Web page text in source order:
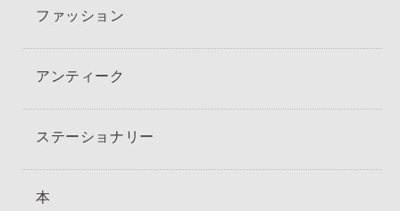
ファッション
アンティーク
ステーショナリー
本